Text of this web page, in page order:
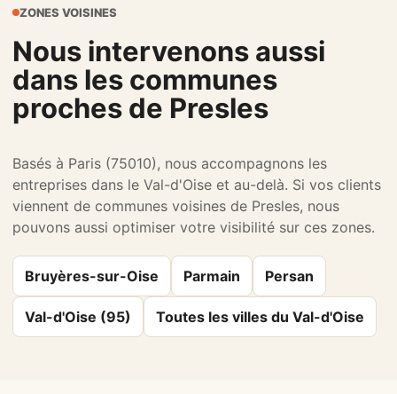
ZONES VOISINES
Nous intervenons aussi
dans les communes
proches de Presles
Basés à Paris (75010), nous accompagnons les
entreprises dans le Val-d'Oise et au-delà. Si vos clients
viennent de communes voisines de Presles, nous
pouvons aussi optimiser votre visibilité sur ces zones.
Bruyères-sur-Oise Parmain Persan
Val-d'Oise (95) Toutes les villes du Val-d'Oise